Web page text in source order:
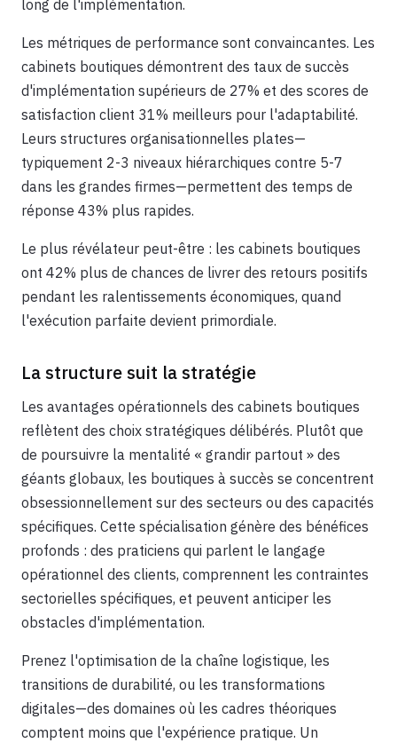
long de l'implémentation.
Les métriques de performance sont convaincantes. Les
cabinets boutiques démontrent des taux de succès
d'implémentation supérieurs de 27% et des scores de
satisfaction client 31% meilleurs pour l'adaptabilité.
Leurs structures organisationnelles plates—
typiquement 2-3 niveaux hiérarchiques contre 5-7
dans les grandes firmes—permettent des temps de
réponse 43% plus rapides.
Le plus révélateur peut-être : les cabinets boutiques
ont 42% plus de chances de livrer des retours positifs
pendant les ralentissements économiques, quand
l'exécution parfaite devient primordiale.
La structure suit la stratégie
Les avantages opérationnels des cabinets boutiques
reflètent des choix stratégiques délibérés. Plutôt que
de poursuivre la mentalité « grandir partout » des
géants globaux, les boutiques à succès se concentrent
obsessionnellement sur des secteurs ou des capacités
spécifiques. Cette spécialisation génère des bénéfices
profonds : des praticiens qui parlent le langage
opérationnel des clients, comprennent les contraintes
sectorielles spécifiques, et peuvent anticiper les
obstacles d'implémentation.
Prenez l'optimisation de la chaîne logistique, les
transitions de durabilité, ou les transformations
digitales—des domaines où les cadres théoriques
comptent moins que l'expérience pratique. Un